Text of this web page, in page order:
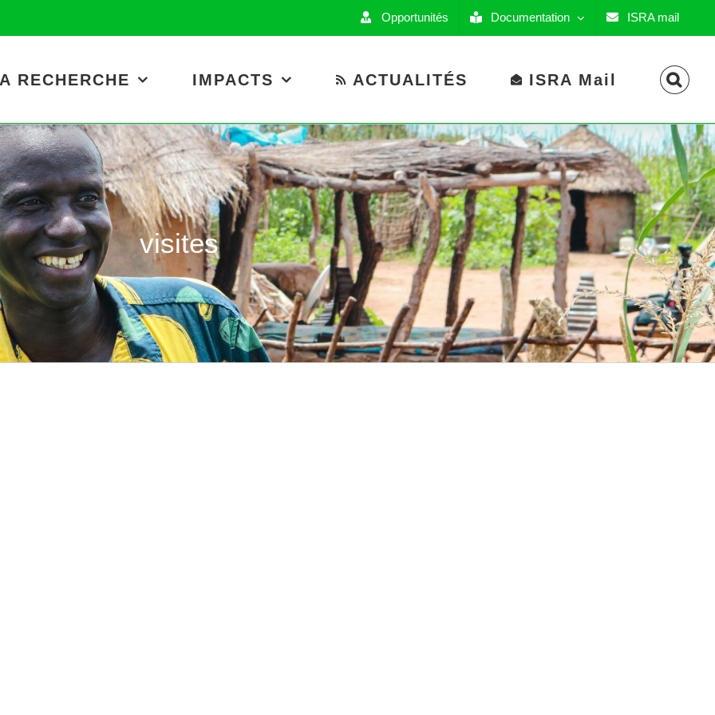
Opportunités Documentation ISRA mail
RECHERCHE IMPACTS ACTUALITÉS ISRA Mail
visites